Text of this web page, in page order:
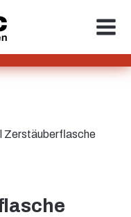
Zerstäuberflasche